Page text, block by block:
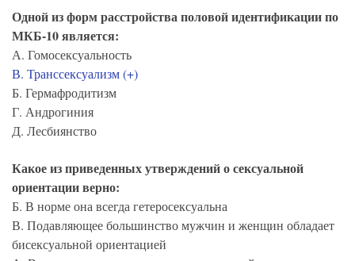
Одной из форм расстройства половой идентификации по
МКБ-10 является:
А. Гомосексуальность
В. Транссексуализм (+)
Б. Гермафродитизм
Г. Андрогиния
Д. Лесбиянство
Какое из приведенных утверждений о сексуальной
ориентации верно:
Б. В норме она всегда гетеросексуальна
В. Подавляющее большинство мужчин и женщин обладает
бисексуальной ориентацией